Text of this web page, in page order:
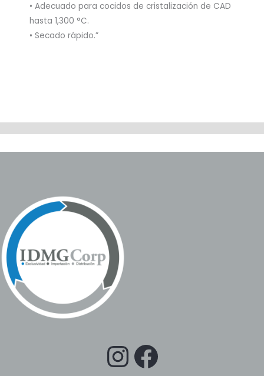
• Adecuado para cocidos de cristalización de CAD
hasta 1,300 °C.
• Secado rápido.”